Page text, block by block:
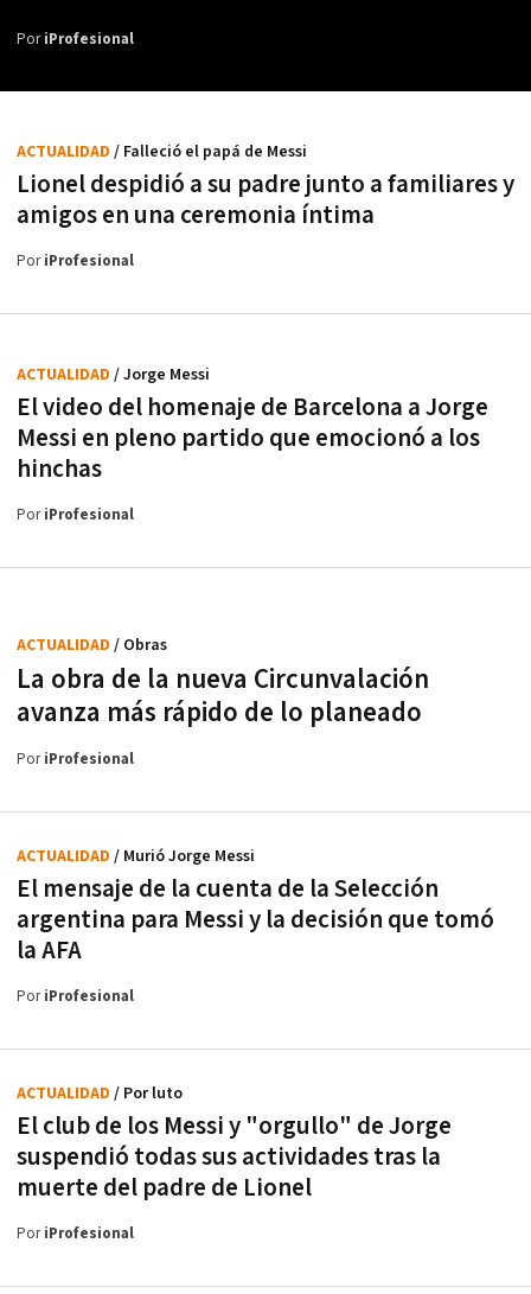
PoriProfesional
Lionel despidió a su padre junto a familiares y
amigos en una ceremonia íntima
ACTUALIDAD / Falleció el papá de Messi
PoriProfesional
El video del homenaje de Barcelona a Jorge
Messi en pleno partido que emocionó a los
hinchas
ACTUALIDAD / Jorge Messi
PoriProfesional
La obra de la nueva Circunvalación
avanza más rápido de lo planeado
ACTUALIDAD / Obras
PoriProfesional
El mensaje de la cuenta de la Selección
argentina para Messi y la decisión que tomó
la AFA
ACTUALIDAD / Murió Jorge Messi
PoriProfesional
El club de los Messi y "orgullo" de Jorge
suspendió todas sus actividades tras la
muerte del padre de Lionel
ACTUALIDAD / Por luto
PoriProfesional